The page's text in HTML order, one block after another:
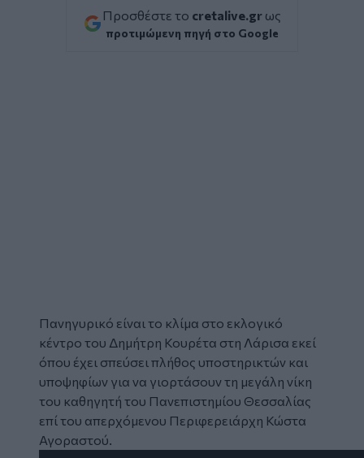
Προσθέστε το cretalive.gr ως
προτιμώμενη πηγή στο Google
Πανηγυρικό είναι το κλίμα στο εκλογικό
κέντρο του Δημήτρη Κουρέτα στη Λάρισα εκεί
όπου έχει σπεύσει πλήθος υποστηρικτών και
υποψηφίων για να γιορτάσουν τη μεγάλη νίκη
του καθηγητή του Πανεπιστημίου Θεσσαλίας
επί του απερχόμενου Περιφερειάρχη Κώστα
Αγοραστού.